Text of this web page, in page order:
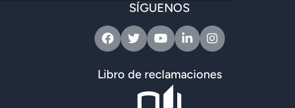
SÍGUENOS
FacebookTwitterYoutubeLinkedinInstagram
Libro de reclamaciones